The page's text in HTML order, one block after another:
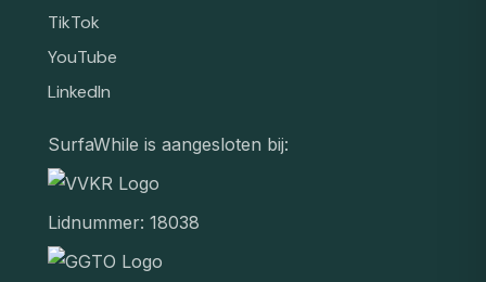
TikTok
YouTube
LinkedIn
SurfaWhile is aangesloten bij:
Lidnummer: 18038